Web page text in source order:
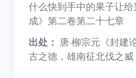
什么快到手中的果子让
成》第二卷第二十七章
出处： 唐·柳宗元《封建
古之德，雄南征北伐之